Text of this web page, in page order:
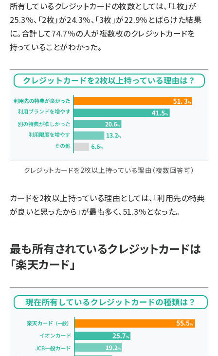
所有しているクレジットカードの枚数としては、「1枚」が
25.3％、「2枚」が24.3％、「3枚」が22.9％とばらけた結果
に。合計して74.7％の人が複数枚のクレジットカードを
持っていることがわかった。
クレジットカードを2枚以上持っている理由（複数回答可）
カードを2枚以上持っている理由としては、「利用先の特典
が良いと思ったから」が最も多く、51.3％となった。
最も所有されているクレジットカードは
「楽天カード」